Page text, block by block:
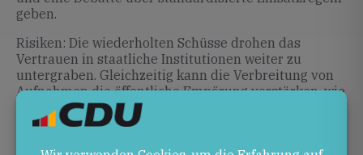
geben.
Risiken: Die wiederholten Schüsse drohen das
Vertrauen in staatliche Institutionen weiter zu
untergraben. Gleichzeitig kann die Verbreitung von
Aufnahmen die öffentliche Empörung verstärken, wie
Augenzeugen filmen erneut tödlichen ICE-Einsatz
(Video)zeigt.